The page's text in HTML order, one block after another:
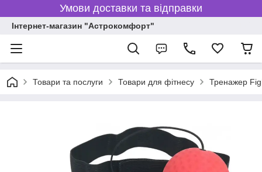
Умови доставки та відправки
Інтернет-магазин "Астрокомфорт"
Товари та послуги Товари для фітнесу Тренажер